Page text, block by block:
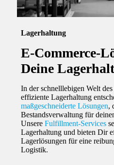
Lagerhaltung
E-Commerce-
Deine
In der schnelllebigen Welt
effiziente Lagerhaltung
maßgeschneiderte Lösungen,
Bestandsverwaltung für
Unsere Fulfillment-Services
Lagerhaltung und bieten Dir
Lagerlösungen für eine
Logistik.